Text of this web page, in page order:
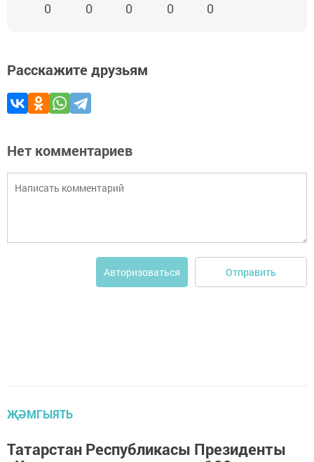
0 0 0 0 0
Расскажите друзьям
Нет комментариев
Авторизоваться Отправить
ҖӘМГЫЯТЬ
Татарстан Республикасы Президенты